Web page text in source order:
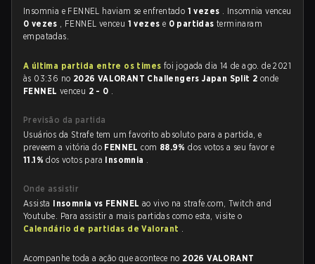
Insomnia e FENNEL haviam se enfrentado 1 vezes . Insomnia venceu
0 vezes , FENNEL venceu 1 vezes e 0 partidasterminaram
empatadas.
A última partida entre os times foi jogada dia 14 de ago. de 2021
às 03:36 no 2026 VALORANT Challengers Japan Split 2 onde
FENNEL venceu 2 - 0 .
Previsão da partida
Usuários da Strafe tem um favorito absoluto para a partida, e
preveem a vitória do FENNELcom 88.9%dos votos a seu favor e
11.1%dos votos para Insomnia .
Onde assistir
Assista Insomnia vs FENNEL ao vivo na strafe.com, Twitch and
Youtube. Para assistir a mais partidas como esta, visite o
Calendário de partidas de Valorant .
Acompanhe toda a ação que acontece no 2026 VALORANT